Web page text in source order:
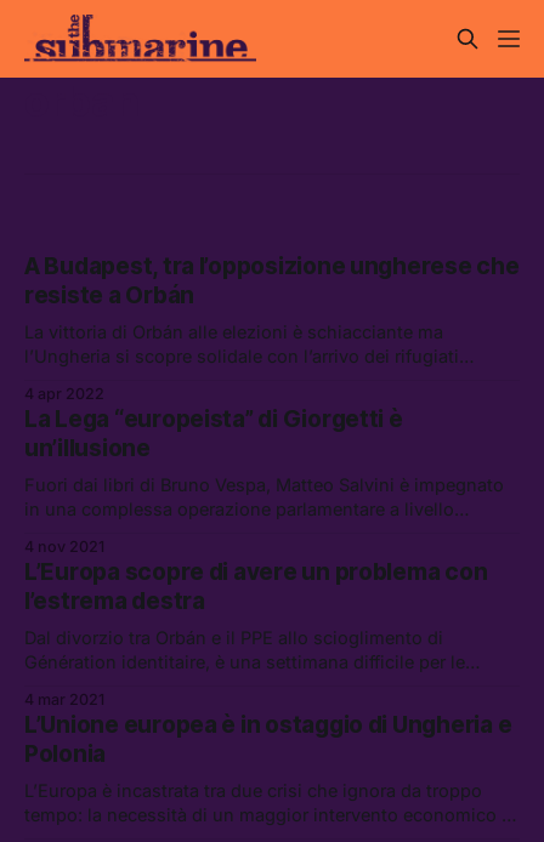
A Budapest, tra l’opposizione ungherese che
resiste a Orbán
La vittoria di Orbán alle elezioni è schiacciante ma
l’Ungheria si scopre solidale con l’arrivo dei rifugiati
ha passato il quorum. Un reportage da Budapest tra
associazioni, comunità e persone che non si arrendono
allo strapotere del nuov
4 apr 2022
La Lega “europeista” di Giorgetti è
un’illusione
Fuori dai libri di Bruno Vespa, Matteo Salvini è impegnato
in una complessa operazione parlamentare a livello
Meloni e tutti gli alleati della destra, che hanno ormai
compreso quanto sia in difficoltà
4 nov 2021
L’Europa scopre di avere un problema con
l’estrema destra
Dal divorzio tra Orbán e il PPE allo scioglimento di
Génération identitaire, è una settimana difficile per le
non andranno via tanto facilmente
4 mar 2021
L’Unione europea è in ostaggio di Ungheria e
Polonia
L’Europa è incastrata tra due crisi che ignora da troppo
tempo: la necessità di un maggior intervento economico a